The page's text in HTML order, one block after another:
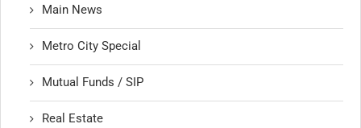
Main News
Metro City Special
Mutual Funds / SIP
Real Estate